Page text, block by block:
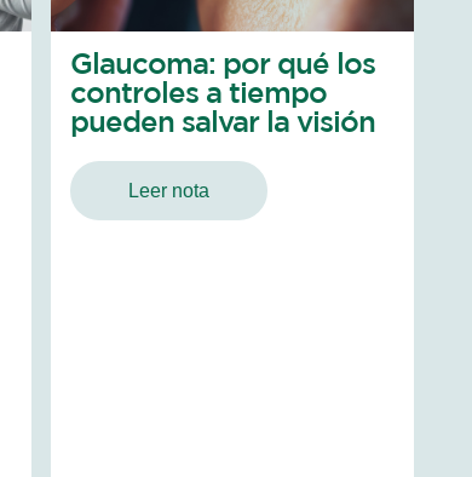
Glaucoma: por qué los
controles a tiempo
pueden salvar la visión
Leer nota